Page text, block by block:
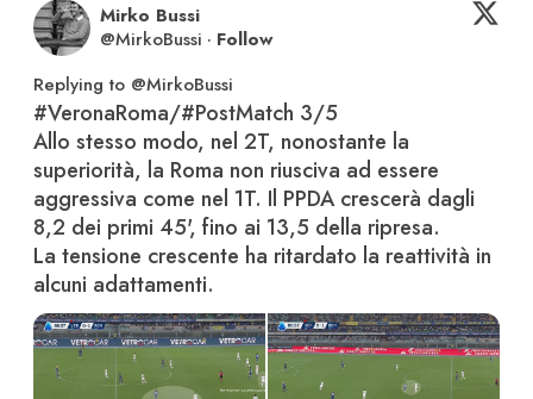
Mirko Bussi
@MirkoBussi · Follow
Replying to @MirkoBussi
#VeronaRoma/#PostMatch 3/5
Allo stesso modo, nel 2T, nonostante la
superiorità, la Roma non riusciva ad essere
aggressiva come nel 1T. Il PPDA crescerà dagli
8,2 dei primi 45', fino ai 13,5 della ripresa.
La tensione crescente ha ritardato la reattività in
alcuni adattamenti.